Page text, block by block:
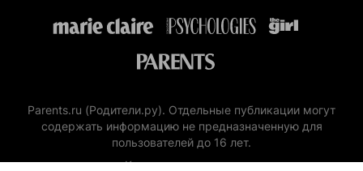
Parents.ru (Родители.ру). Отдельные публикации могут
содержать информацию не предназначенную для
пользователей до 16 лет.
Контактные данные: